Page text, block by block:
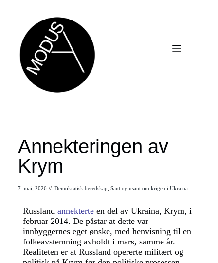
Annekteringen av
Krym
7. mai, 2026 // Demokratisk beredskap Sant og usant om krigen i Ukraina
Russland annekterteen del av Ukraina, Krym, i
februar 2014. De påstar at dette var
innbyggernes eget ønske, med henvisning til en
folkeavstemning avholdt i mars, samme år.
Realiteten er at Russland opererte militært og